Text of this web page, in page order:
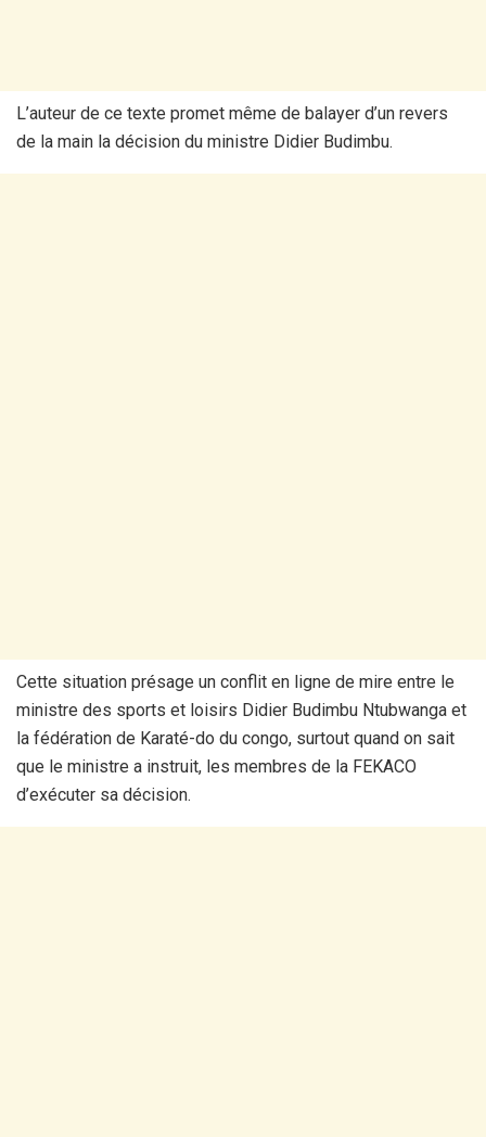
L’auteur de ce texte promet même de balayer d’un revers
de la main la décision du ministre Didier Budimbu.
Cette situation présage un conflit en ligne de mire entre le
ministre des sports et loisirs Didier Budimbu Ntubwanga et
la fédération de Karaté-do du congo, surtout quand on sait
que le ministre a instruit, les membres de la FEKACO
d’exécuter sa décision.